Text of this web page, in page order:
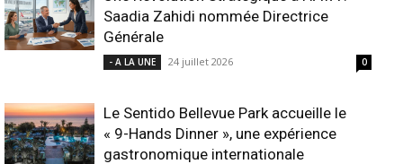
Saadia Zahidi nommée Directrice
Générale
- A LA UNE 24 juillet 2026 0
Le Sentido Bellevue Park accueille le
« 9-Hands Dinner », une expérience
gastronomique internationale